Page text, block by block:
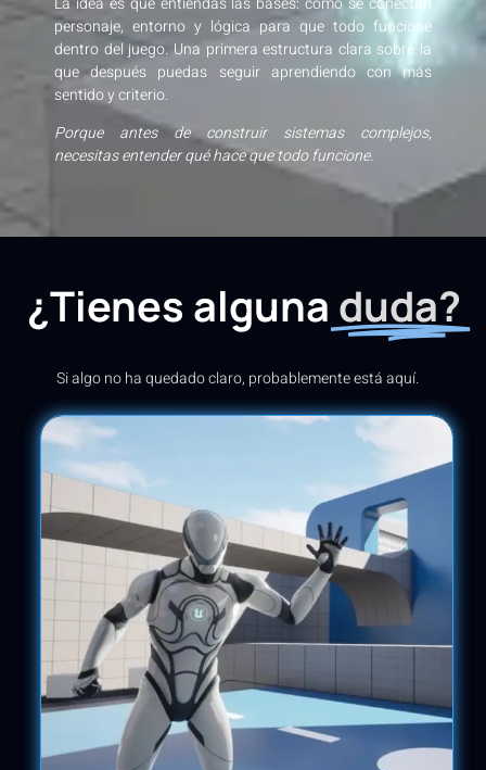
personaje, entorno y lógica para que todo funcione
dentro del juego. Una primera estructura clara sobre la
que después puedas seguir aprendiendo con más
sentido y criterio.
Porque antes de construir sistemas complejos,
necesitas entender qué hace que todo funcione.
¿Tienes alguna duda?
Si algo no ha quedado claro, probablemente está aquí.